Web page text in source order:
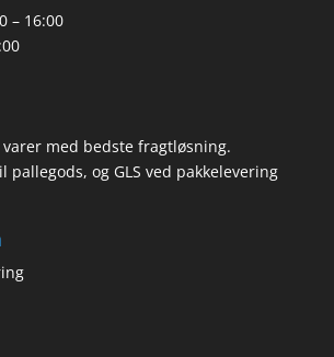
– 16:00
med bedste fragtløsning.
pallegods, og GLS ved pakkelevering